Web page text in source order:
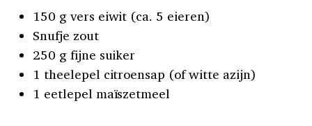
150 g vers eiwit (ca. 5 eieren)
Snufje zout
250 g fijne suiker
1 theelepel citroensap (of witte azijn)
1 eetlepel maïszetmeel